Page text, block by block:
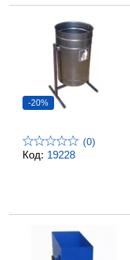
Код: 19228
-20%
(0)